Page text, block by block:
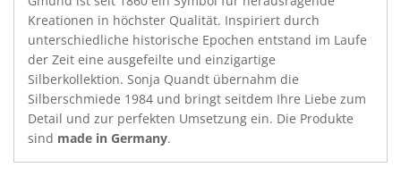
Kreationen in höchster Qualität. Inspiriert durch
unterschiedliche historische Epochen entstand im Laufe
der Zeit eine ausgefeilte und einzigartige
Silberkollektion. Sonja Quandt übernahm die
Silberschmiede 1984 und bringt seitdem Ihre Liebe zum
Detail und zur perfekten Umsetzung ein. Die Produkte
sind made in Germany.